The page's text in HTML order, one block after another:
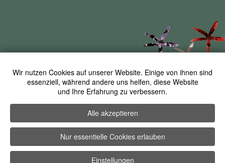
Wir nutzen Cookies auf unserer Website. Einige von ihnen sind
essenziell, während andere uns helfen, diese Website
und Ihre Erfahrung zu verbessern.
Alle akzeptieren
Nur essentielle Cookies erlauben
Einstellungen
Social-Media
facebookinstagram
youtube
©Petr Bolatzky Fachklinik für Schönheitschirurgie2026